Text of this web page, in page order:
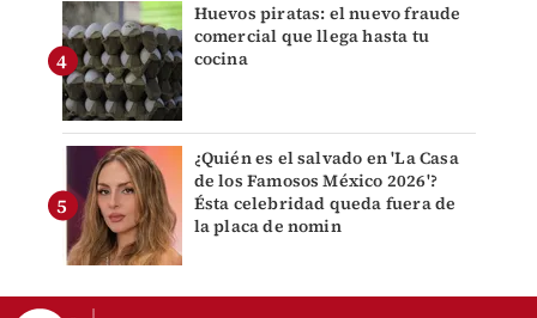
Huevos piratas: el nuevo fraude
comercial que llega hasta tu
cocina
¿Quién es el salvado en 'La Casa
de los Famosos México 2026'?
Ésta celebridad queda fuera de
la placa de nomin